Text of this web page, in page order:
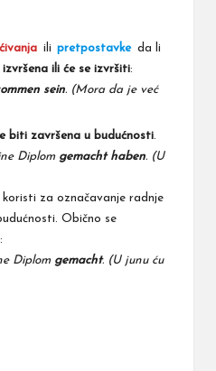
ili pretpostavke da li
izvršena ili će se izvršiti:
sein. (Mora da je već
biti završena u budućnosti.
Diplom gemacht haben. (U
za označavanje radnje
Obično se
Diplom gemacht. (U junu ću